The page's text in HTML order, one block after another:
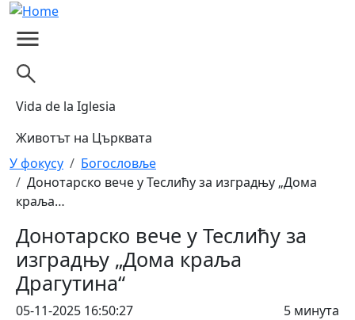
Skip to main content
Vida de la Iglesia
Животът на Църквата
Breadcrumb
У фокусу
Богословље
Донотарско вече у Теслићу за изградњу „Дома
краља…
Донотарско вече у Теслићу за
изградњу „Дома краља
Драгутина“
05-11-2025 16:50:27 5 минута